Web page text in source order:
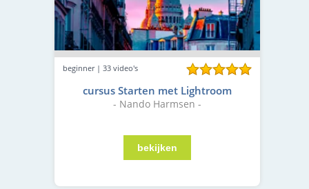
beginner | 33 video's
cursus Starten met Lightroom
- Nando Harmsen -